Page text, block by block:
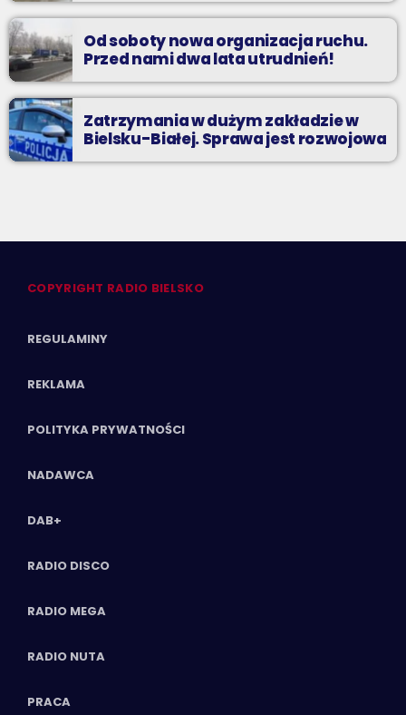
Od soboty nowa organizacja ruchu.
Przed nami dwa lata utrudnień!
Zatrzymania w dużym zakładzie w
Bielsku-Białej. Sprawa jest rozwojowa
COPYRIGHT RADIO BIELSKO
REGULAMINY
REKLAMA
POLITYKA PRYWATNOŚCI
NADAWCA
DAB+
RADIO DISCO
RADIO MEGA
RADIO NUTA
PRACA